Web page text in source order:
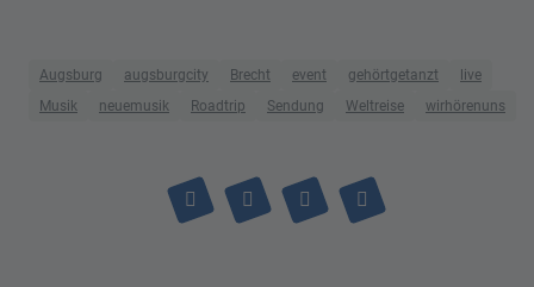
Augsburg augsburgcity Brecht event gehörtgetanzt
live
Musik
neuemusik Roadtrip Sendung Weltreise wirhörenuns